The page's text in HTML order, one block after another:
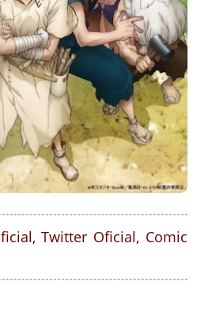
,Twitter Oficial, Comic